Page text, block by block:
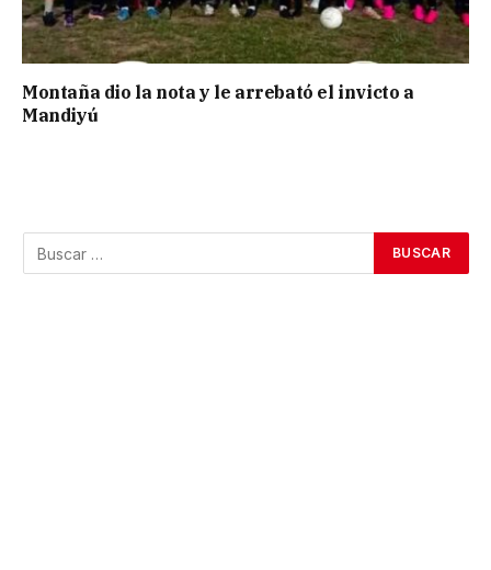
Montaña dio la nota y le arrebató el invicto a
Mandiyú